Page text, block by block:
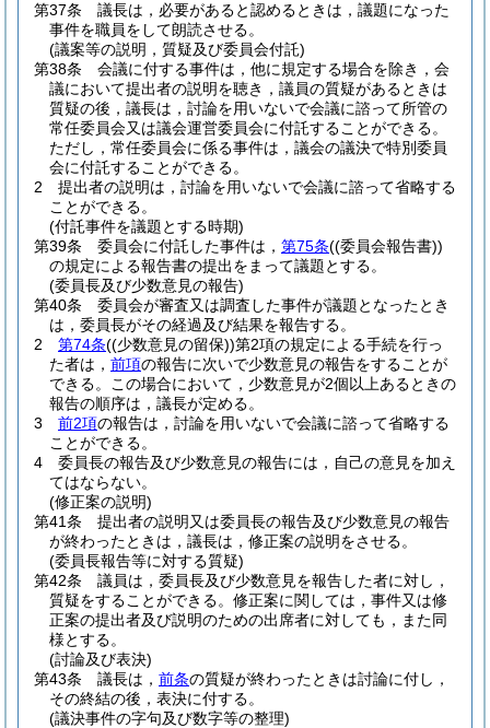
第37条
議長は，必要があると認めるときは，議題になった
事件を職員をして朗読させる。
(議案等の説明，質疑及び委員会付託)
第38条
会議に付する事件は，他に規定する場合を除き，会
議において提出者の説明を聴き，議員の質疑があるときは
質疑の後，議長は，討論を用いないで会議に諮って所管の
常任委員会又は議会運営委員会に付託することができる。
ただし，常任委員会に係る事件は，議会の議決で特別委員
会に付託することができる。
2
提出者の説明は，討論を用いないで会議に諮って省略する
ことができる。
(付託事件を議題とする時期)
第39条
委員会に付託した事件は， 第75条((委員会報告書))
の規定による報告書の提出をまって議題とする。
(委員長及び少数意見の報告)
第40条
委員会が審査又は調査した事件が議題となったとき
は，委員長がその経過及び結果を報告する。
2
第74条((少数意見の留保))第2項の規定による手続を行っ
た者は， 前項の報告に次いで少数意見の報告をすることが
できる。
この場合において，少数意見が2個以上あるときの
報告の順序は，議長が定める。
3
前2項の報告は，討論を用いないで会議に諮って省略する
ことができる。
4
委員長の報告及び少数意見の報告には，自己の意見を加え
てはならない。
(修正案の説明)
第41条
提出者の説明又は委員長の報告及び少数意見の報告
が終わったときは，議長は，修正案の説明をさせる。
(委員長報告等に対する質疑)
第42条
議員は，委員長及び少数意見を報告した者に対し，
質疑をすることができる。 修正案に関しては，事件又は修
正案の提出者及び説明のための出席者に対しても，また同
様とする。
(討論及び表決)
第43条
議長は， 前条の質疑が終わったときは討論に付し，
その終結の後，表決に付する。
(議決事件の字句及び数字等の整理)